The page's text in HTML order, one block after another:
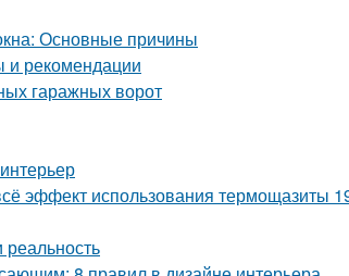
Основные причины
и рекомендации
гаражных ворот
эффект использования термощазиты